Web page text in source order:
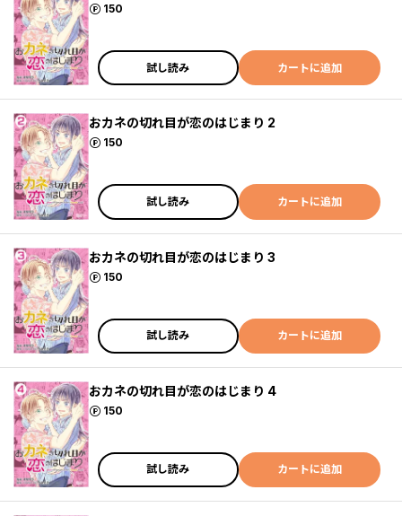
150
ポイント
試し読み カートに追加
おカネの切れ目が恋のはじまり 2
150
ポイント
試し読み カートに追加
おカネの切れ目が恋のはじまり 3
150
ポイント
試し読み カートに追加
おカネの切れ目が恋のはじまり 4
150
ポイント
試し読み カートに追加